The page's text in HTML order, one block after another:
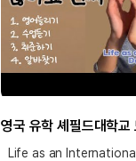
Life as an